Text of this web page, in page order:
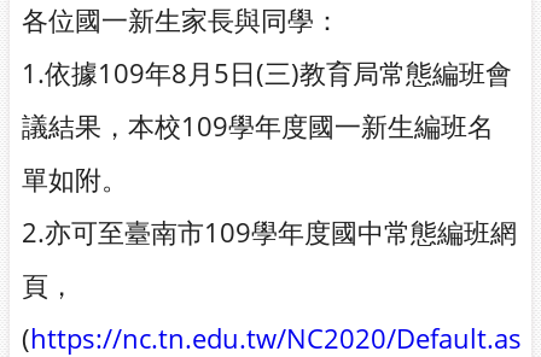
各位國一新生家長與同學：
1.依據109年8月5日(三)教育局常態編班會
議結果，本校109學年度國一新生編班名
單如附。
2.亦可至臺南市109學年度國中常態編班網
頁，
(https://nc.tn.edu.tw/NC2020/